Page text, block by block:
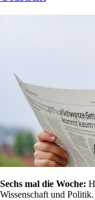
Sechs mal die Woche:
Wissenschaft und